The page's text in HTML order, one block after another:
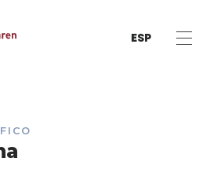
ESP